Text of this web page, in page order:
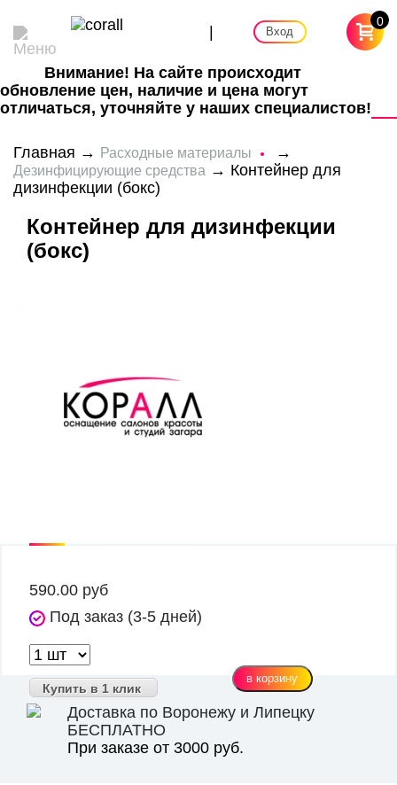
| Вход
0
Внимание! На сайте происходит
обновление цен, наличие и цена могут
отличаться, уточняйте у наших специалистов!
Главная → Расходные материалы →
Дезинфицирующие средства → Контейнер для
дизинфекции (бокс)
Контейнер для дизинфекции
(бокс)
590.00 руб
Под заказ (3-5 дней)
Купить в 1 клик
Доставка по Воронежу и Липецку
БЕСПЛАТНО
При заказе от 3000 руб.